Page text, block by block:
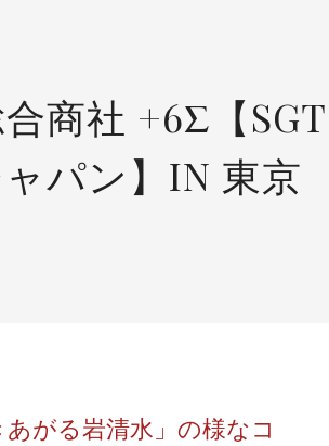
商社 +6Σ【SGT
パン】IN 東京
あがる岩清水」の様なコ